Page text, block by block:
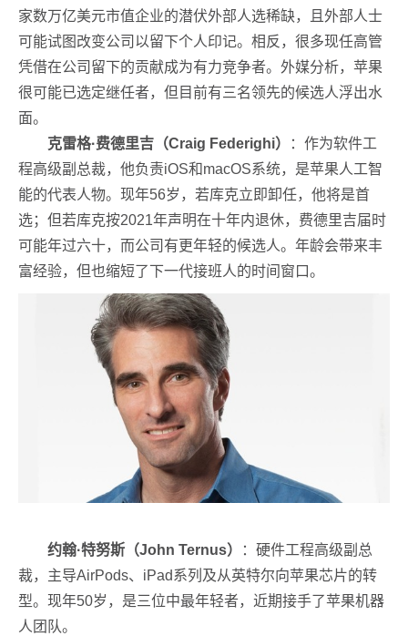
家数万亿美元市值企业的潜伏外部人选稀缺，且外部人士
可能试图改变公司以留下个人印记。相反，很多现任高管
凭借在公司留下的贡献成为有力竞争者。外媒分析，苹果
很可能已选定继任者，但目前有三名领先的候选人浮出水
面。
克雷格·费德里吉（Craig Federighi）
：作为软件工
程高级副总裁，他负责iOS和macOS系统，是苹果人工智
能的代表人物。现年56岁，若库克立即卸任，他将是首
选；但若库克按2021年声明在十年内退休，费德里吉届时
可能年过六十，而公司有更年轻的候选人。年龄会带来丰
富经验，但也缩短了下一代接班人的时间窗口。
约翰·特努斯（John Ternus）
：硬件工程高级副总
裁，主导AirPods、iPad系列及从英特尔向苹果芯片的转
型。现年50岁，是三位中最年轻者，近期接手了苹果机器
人团队。